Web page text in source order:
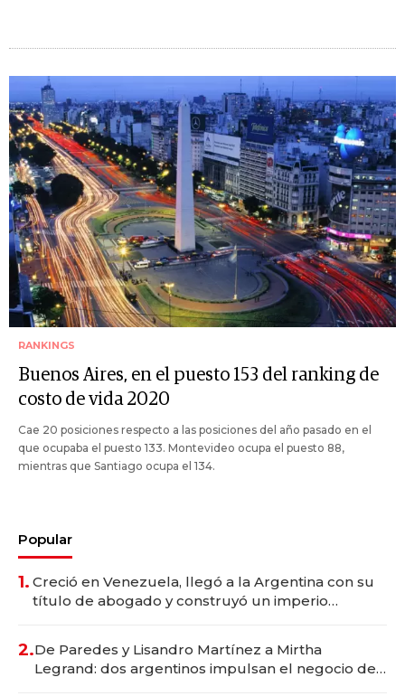
RANKINGS
Buenos Aires, en el puesto 153 del ranking de
costo de vida 2020
Cae 20 posiciones respecto a las posiciones del año pasado en el
que ocupaba el puesto 133. Montevideo ocupa el puesto 88,
mientras que Santiago ocupa el 134.
Popular
1. Creció en Venezuela, llegó a la Argentina con su
título de abogado y construyó un imperio
2.De Paredes y Lisandro Martínez a Mirtha
Legrand: dos argentinos impulsan el negocio del